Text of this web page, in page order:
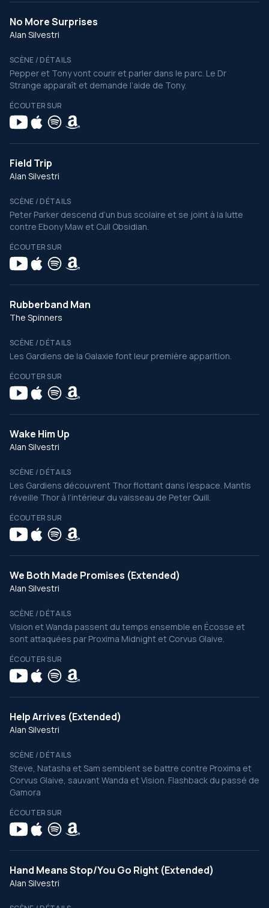
No More Surprises
Alan Silvestri
SCÈNE / DÉTAILS
Pepper et Tony vont courir et parler dans le parc. Le Dr
Strange apparaît et demande l’aide de Tony.
ÉCOUTER SUR
Field Trip
Alan Silvestri
SCÈNE / DÉTAILS
Peter Parker descend d’un bus scolaire et se joint à la lutte
contre Ebony Maw et Cull Obsidian.
ÉCOUTER SUR
Rubberband Man
The Spinners
SCÈNE / DÉTAILS
Les Gardiens de la Galaxie font leur première apparition.
ÉCOUTER SUR
Wake Him Up
Alan Silvestri
SCÈNE / DÉTAILS
Les Gardiens découvrent Thor flottant dans l’espace. Mantis
réveille Thor à l’intérieur du vaisseau de Peter Quill.
ÉCOUTER SUR
We Both Made Promises (Extended)
Alan Silvestri
SCÈNE / DÉTAILS
Vision et Wanda passent du temps ensemble en Écosse et
sont attaquées par Proxima Midnight et Corvus Glaive.
ÉCOUTER SUR
Help Arrives (Extended)
Alan Silvestri
SCÈNE / DÉTAILS
Steve, Natasha et Sam semblent se battre contre Proxima et
Corvus Glaive, sauvant Wanda et Vision. Flashback du passé de
Gamora
ÉCOUTER SUR
Hand Means Stop/You Go Right (Extended)
Alan Silvestri